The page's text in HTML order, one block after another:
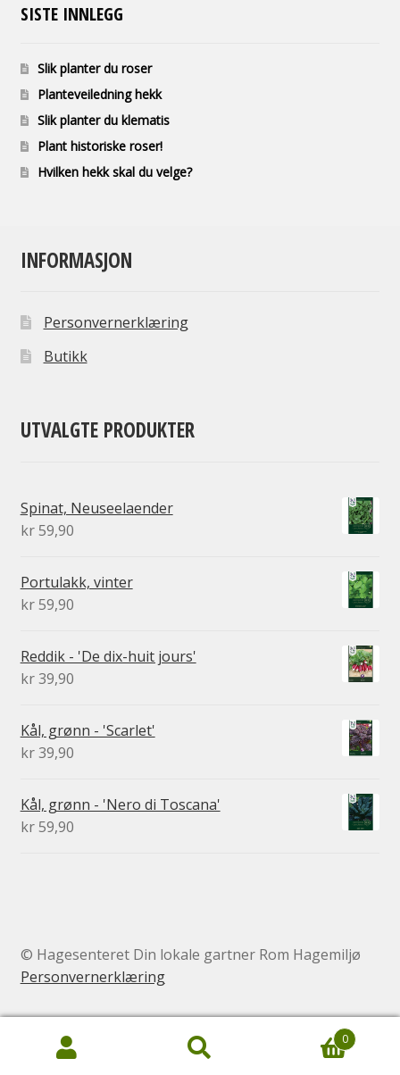
SISTE INNLEGG
Slik planter du roser
Planteveiledning hekk
Slik planter du klematis
Plant historiske roser!
Hvilken hekk skal du velge?
INFORMASJON
Personvernerklæring
Butikk
UTVALGTE PRODUKTER
Spinat, Neuseelaender
kr59,90
Portulakk, vinter
kr59,90
Reddik - 'De dix-huit jours'
kr39,90
Kål, grønn - 'Scarlet'
kr39,90
Kål, grønn - 'Nero di Toscana'
kr59,90
© Hagesenteret Din lokale gartner Rom Hagemiljø
Personvernerklæring
0